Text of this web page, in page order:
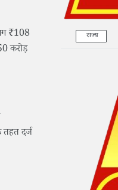
₹108
करोड़
तहत दर्ज
राज्य